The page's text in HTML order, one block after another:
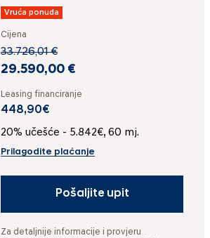
Vruća ponuda
Cijena
33.726,01 €
29.590,00 €
Leasing financiranje
448,90€
20% učešće - 5.842€, 60 mj.
Prilagodite plaćanje
Pošaljite upit
Za detaljnije informacije i provjeru